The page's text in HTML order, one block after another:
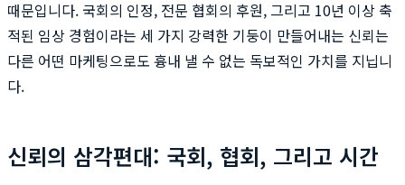
때문입니다. 국회의 인정, 전문 협회의 후원, 그리고 10년 이상 축
적된 임상 경험이라는 세 가지 강력한 기둥이 만들어내는 신뢰는
다른 어떤 마케팅으로도 흉내 낼 수 없는 독보적인 가치를 지닙니
다.
신뢰의 삼각편대: 국회, 협회, 그리고 시간